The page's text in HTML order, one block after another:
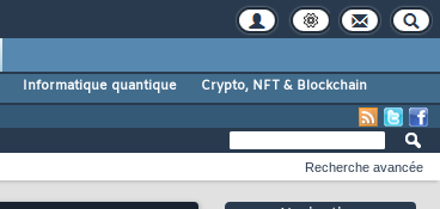
Informatique quantique
Crypto, NFT & Blockchain
Recherche avancée